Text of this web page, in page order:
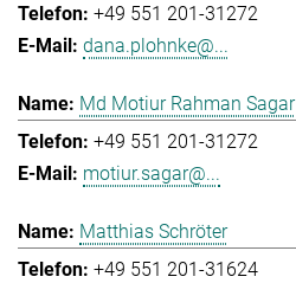
+49 551 201-31272
dana.plohnke@...
Md Motiur Rahman Sagar
+49 551 201-31272
motiur.sagar@...
Matthias Schröter
+49 551 201-31624